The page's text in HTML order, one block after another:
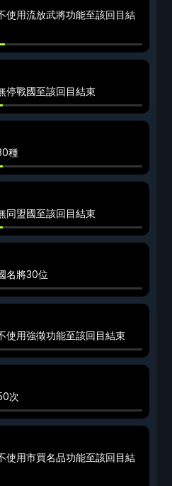
使用流放武將功能至該回目結
停戰國至該回目結束
種
同盟國至該回目結束
名將30位
使用強徵功能至該回目結束
次
使用市買名品功能至該回目結